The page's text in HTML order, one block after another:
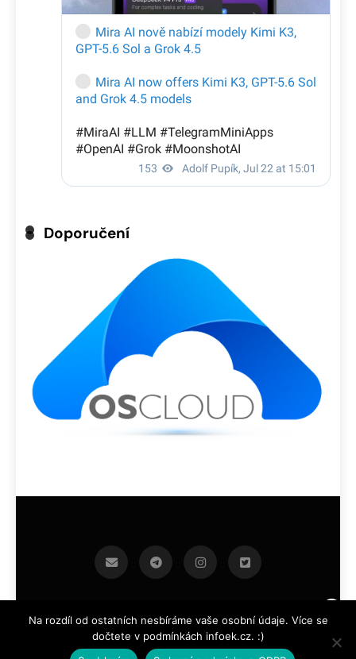
Doporučení
infoek.cz 2026.Developed By BlazeThemes .
Na rozdíl od ostatních nesbíráme vaše osobní údaje. Více se
dočtete v podmínkách infoek.cz. :)